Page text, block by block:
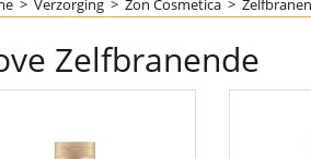
> Verzorging > Zon Cosmetica >
Zelfbranende